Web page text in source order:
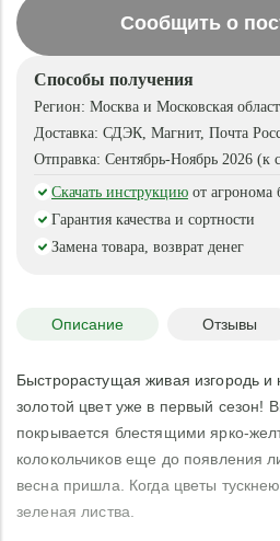
Сообщить о
Способы получения
Регион: Москва и Московская
Доставка: СДЭК, Магнит, Почта
Отправка: Сентябрь-Ноябрь 2026 (к
Скачать инструкцию от агронома
Гарантия качества и сортности
Замена товара, возврат денег
Описание Отзывы
Быстрорастущая живая изгородь
золотой цвет уже в первый сезон!
покрывается блестящими ярко-
колокольчиков еще до появления
весна пришла. Когда цветы
зеленая листва.